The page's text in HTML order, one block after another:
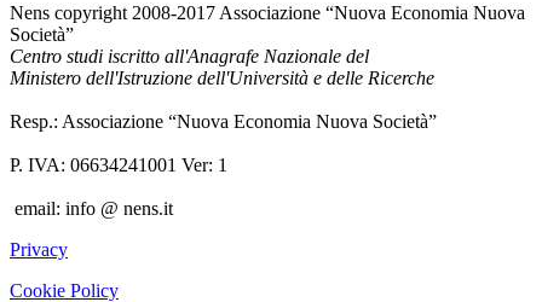
Nens copyright 2008-2017 Associazione “Nuova Economia Nuova
Società”
Centro studi iscritto all'Anagrafe Nazionale del
Ministero dell'Istruzione dell'Università e delle Ricerche
Resp.: Associazione “Nuova Economia Nuova Società”
P. IVA: 06634241001 Ver: 1
email: info @ nens.it
Privacy
Cookie Policy